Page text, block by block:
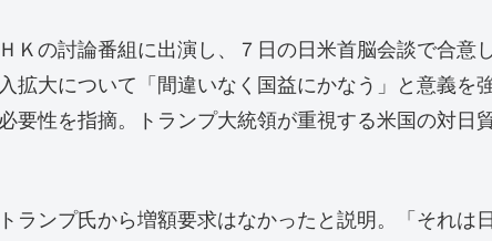
Ｋの討論番組に出演し、７日の日米首脳会談で合意
拡大について「間違いなく国益にかなう」と意義を
要性を指摘。トランプ大統領が重視する米国の対日
ランプ氏から増額要求はなかったと説明。「それは